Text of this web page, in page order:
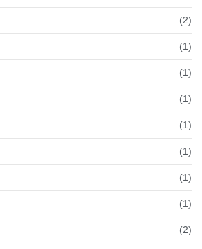
(2)
(1)
(1)
(1)
(1)
(1)
(1)
(1)
(2)